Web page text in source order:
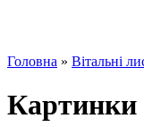
Головна » Вітальні
Картинки